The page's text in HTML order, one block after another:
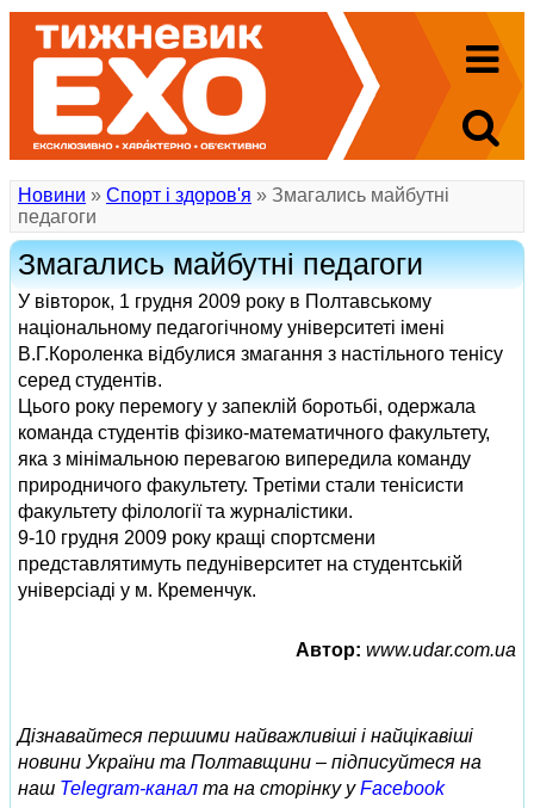
Новини » Спорт і здоров'я » Змагались майбутні
педагоги
Змагались майбутні педагоги
У вівторок, 1 грудня 2009 року в Полтавському
національному педагогічному університеті імені
В.Г.Короленка відбулися змагання з настільного тенісу
серед студентів.
Цього року перемогу у запеклій боротьбі, одержала
команда студентів фізико-математичного факультету,
яка з мінімальною перевагою випередила команду
природничого факультету. Третіми стали тенісисти
факультету філології та журналістики.
9-10 грудня 2009 року кращі спортсмени
представлятимуть педуніверситет на студентській
універсіаді у м. Кременчук.
Автор: www.udar.com.ua
Дізнавайтеся першими найважливіші і найцікавіші
новини України та Полтавщини – підписуйтеся на
наш Telegram-канал та на сторінку уFacebook